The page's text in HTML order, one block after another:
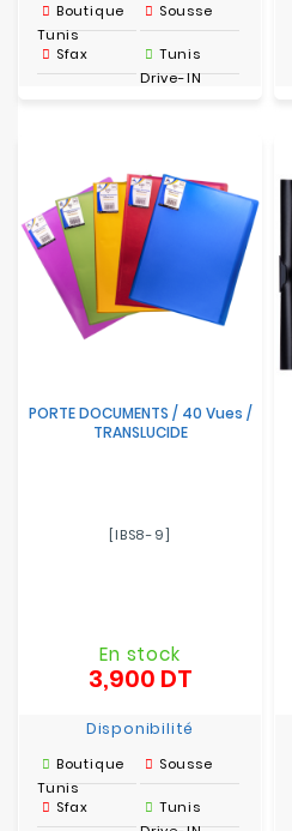
Boutique
Tunis
Sousse
Sfax
Tunis
Drive-IN
PORTE DOCUMENTS / 40 Vues /
TRANSLUCIDE
[IBS8-9]
En stock
3,900 DTPrix
Disponibilité
Boutique
Tunis
Sousse
Sfax
Tunis